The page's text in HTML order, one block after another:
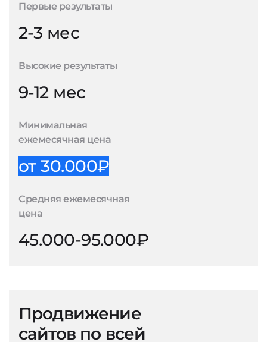
Первые результаты
2-3 мес
Высокие результаты
9-12 мес
Минимальная
ежемесячная цена
от 30.000₽
Средняя ежемесячная
цена
45.000-95.000₽
Продвижение
сайтов по всей